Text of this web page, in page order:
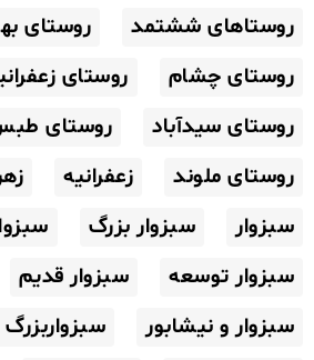
روستاهای ششتمد
روستای
روستای چشام
روستای
روستای سیدآباد
روستای
روستای ملوند
زعفرانیه
سبزوار
سبزوار بزرگ
سبزوار توسعه
سبزوار قدیم
سبزوار و نیشابور
سبزواربزرگ